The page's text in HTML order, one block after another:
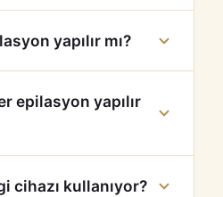
yapılır mı?
epilasyon yapılır
cihazı kullanıyor?